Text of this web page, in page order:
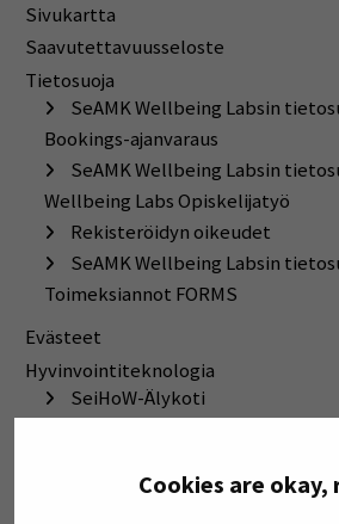
Cookies are okay,
Sivukartta
Saavutettavuusseloste
Tietosuoja
SeAMK Wellbeing Labsin
Bookings-ajanvaraus
SeAMK Wellbeing Labsin
Wellbeing Labs Opiskelijatyö
Rekisteröidyn oikeudet
SeAMK Wellbeing Labsin
Toimeksiannot FORMS
Evästeet
Hyvinvointiteknologia
SeiHoW-Älykoti
TestBed,